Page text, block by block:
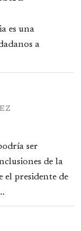
es una
a
ser
de la
el presidente de